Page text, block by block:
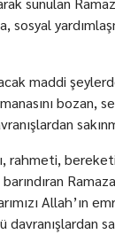
sosyal
maddi
bozan,
rahmeti,
Allah’ın